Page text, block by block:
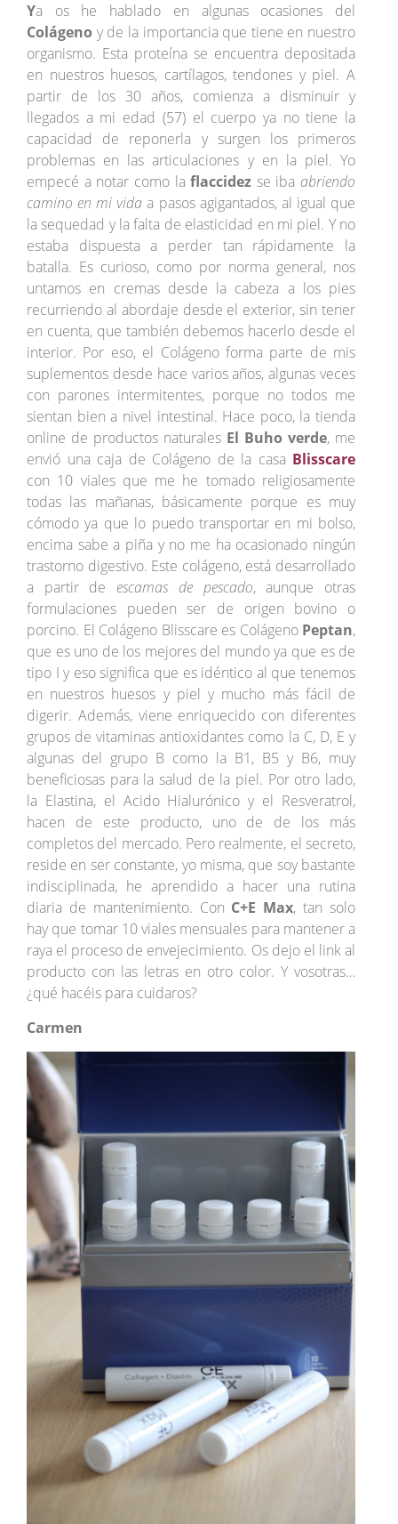
Ya os he hablado en algunas ocasiones del
Colágeno y de la importancia que tiene en nuestro
organismo. Esta proteína se encuentra depositada
en nuestros huesos, cartílagos, tendones y piel. A
partir de los 30 años, comienza a disminuir y
llegados a mi edad (57) el cuerpo ya no tiene la
capacidad de reponerla y surgen los primeros
problemas en las articulaciones y en la piel. Yo
empecé a notar como laflaccidez se iba abriendo
camino en mi vida a pasos agigantados, al igual que
la sequedad y la falta de elasticidad en mi piel. Y no
estaba dispuesta a perder tan rápidamente la
batalla. Es curioso, como por norma general, nos
untamos en cremas desde la cabeza a los pies
recurriendo al abordaje desde el exterior, sin tener
en cuenta, que también debemos hacerlo desde el
interior. Por eso, el Colágeno forma parte de mis
suplementos desde hace varios años, algunas veces
con parones intermitentes, porque no todos me
sientan bien a nivel intestinal. Hace poco, la tienda
online de productos naturales El Buho verde, me
envió una caja de Colágeno de la casa Blisscare
con 10 viales que me he tomado religiosamente
todas las mañanas, básicamente porque es muy
cómodo ya que lo puedo transportar en mi bolso,
encima sabe a piña y no me ha ocasionado ningún
trastorno digestivo. Este colágeno, está desarrollado
a partir deescamas de pescado, aunque otras
formulaciones pueden ser de origen bovino o
porcino. El Colágeno Blisscare es Colágeno Peptan,
que es uno de los mejores del mundo ya que es de
tipo I y eso significa que es idéntico al que tenemos
en nuestros huesos y piel y mucho más fácil de
digerir. Además, viene enriquecido con diferentes
grupos de vitaminas antioxidantes como la C, D, E y
algunas del grupo B como la B1, B5 y B6, muy
beneficiosas para la salud de la piel. Por otro lado,
la Elastina, el Acido Hialurónico y el Resveratrol,
hacen de este producto, uno de de los más
completos del mercado. Pero realmente, el secreto,
reside en ser constante, yo misma, que soy bastante
indisciplinada, he aprendido a hacer una rutina
diaria de mantenimiento. Con C+E Max, tan solo
hay que tomar 10 viales mensuales para mantener a
raya el proceso de envejecimiento. Os dejo el link al
producto con las letras en otro color. Y vosotras…
¿qué hacéis para cuidaros?
Carmen